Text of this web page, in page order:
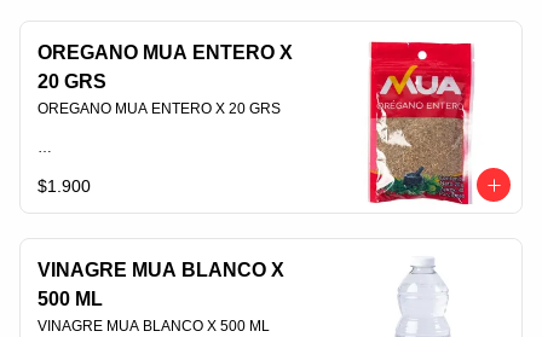
OREGANO MUA ENTERO X
20 GRS
OREGANO MUA ENTERO X 20 GRS
$1.900
VINAGRE MUA BLANCO X
500 ML
VINAGRE MUA BLANCO X 500 ML